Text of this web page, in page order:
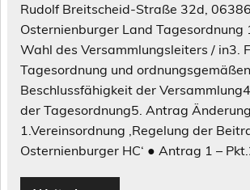
Rudolf Breitscheid-Straße 32d, 06386
Osternienburger Land Tagesordnung
Wahl des Versammlungsleiters / in3.
Tagesordnung und
Beschlussfähigkeit der
der Tagesordnung5. Antrag Änderung
1.Vereinsordnung ‚Regelung der
Osternienburger HC‘ ● Antrag 1 –